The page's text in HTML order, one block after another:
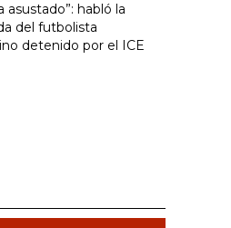
asustado”: habló la
del futbolista
detenido por el ICE